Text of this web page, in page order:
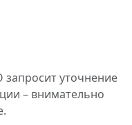
уточнение
– внимательно